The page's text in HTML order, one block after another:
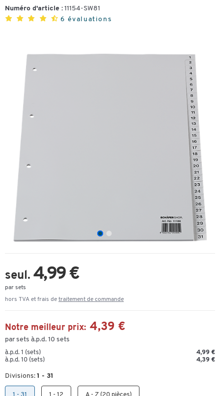
Numéro d'article : 11154-SW81
6 évaluations
seul. 4,99 €
par sets
hors TVA et frais de traitement de commande
Notre meilleur prix: 4,39 €
par sets à.p.d. 10 sets
à.p.d. 1 (sets)
4,99 €
à.p.d. 10 (sets)
4,39 €
Divisions: 1 - 31